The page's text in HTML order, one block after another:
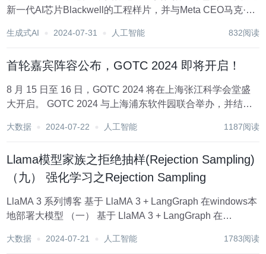
新一代AI芯片Blackwell的工程样片，并与Meta CEO马克·扎
背后，AI技术发挥了关键作用，黄仁勋还展示了英伟达在AI
生成式AI 2024-07-31 人工智能 832阅读
首轮嘉宾阵容公布，GOTC 2024 即将开启！
8 月 15 日至 16 日，GOTC 2024 将在上海张江科学会堂盛
大开启。 GOTC 2024 与上海浦东软件园联合举办，并结合
年华）”，是一场面向全球开发者的全新的开源技术盛会。
大数据 2024-07-22 人工智能 1187阅读
Llama模型家族之拒绝抽样(Rejection Sampling)
（九） 强化学习之Rejection Sampling
LlaMA 3 系列博客 基于 LlaMA 3 + LangGraph 在windows本
地部署大模型 （一） 基于 LlaMA 3 + LangGraph 在
在w...
大数据 2024-07-21 人工智能 1783阅读